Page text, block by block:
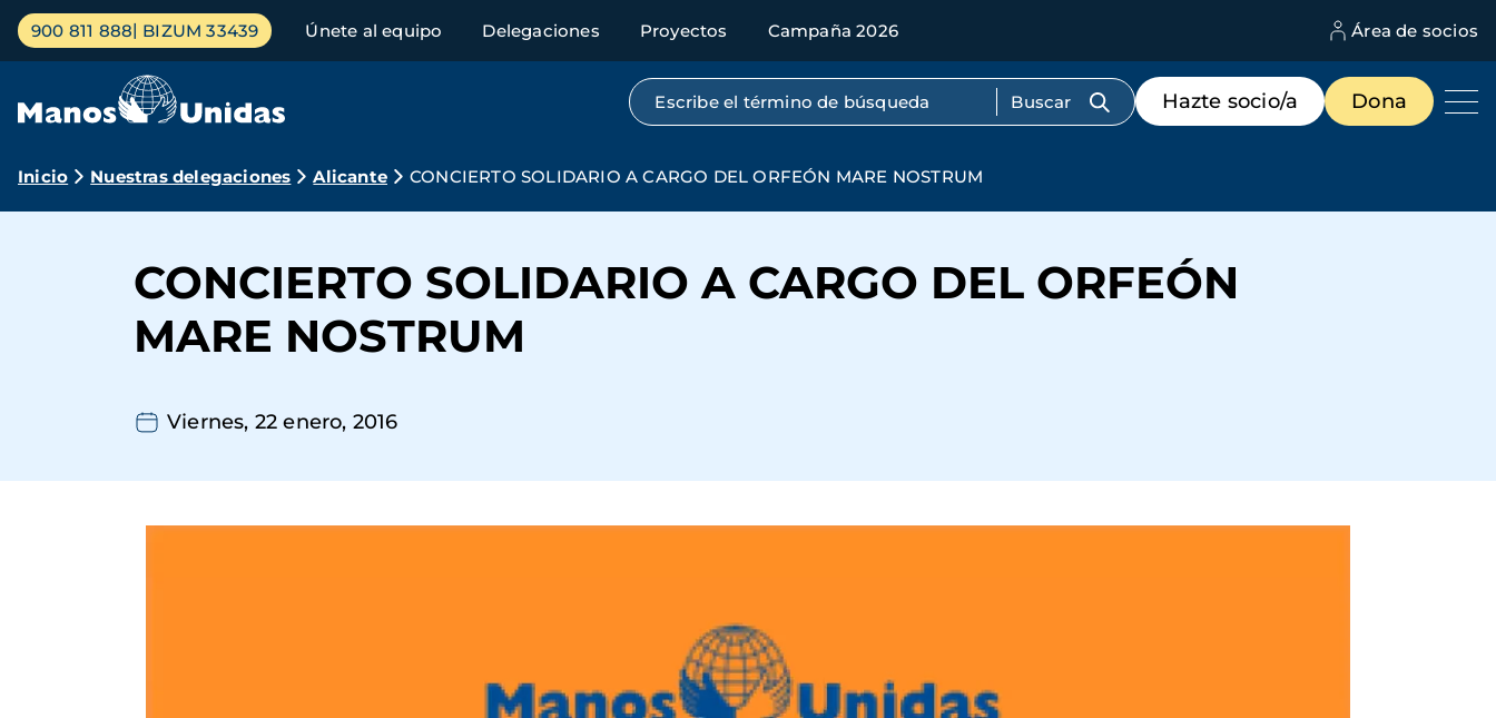
Pasar
contenido
Menú
principal
900 811 888 BIZUM 33439 Únete al equipo Delegaciones Proyectos Campaña 2026 Área de socios
Búsqueda por texto completo
Menú
de
destacados
Hazte socio/a Dona
Ruta
navegación
Inicio Nuestras delegaciones Alicante CONCIERTO SOLIDARIO A CARGO DEL ORFEÓN MARE NOSTRUM
CONCIERTO SOLIDARIO A CARGO DEL ORFEÓN
MARE NOSTRUM
Viernes, 22 enero, 2016